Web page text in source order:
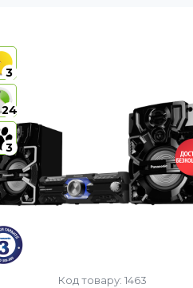
3
24
3
Код товару: 1463